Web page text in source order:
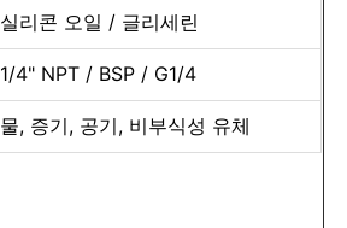
력 측정기
정기
실리콘 오일 / 글리세린
1/4" NPT / BSP / G1/4
물, 증기, 공기, 비부식성 유체